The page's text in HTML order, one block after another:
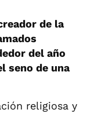
de la
del año
seno de una
religiosa y